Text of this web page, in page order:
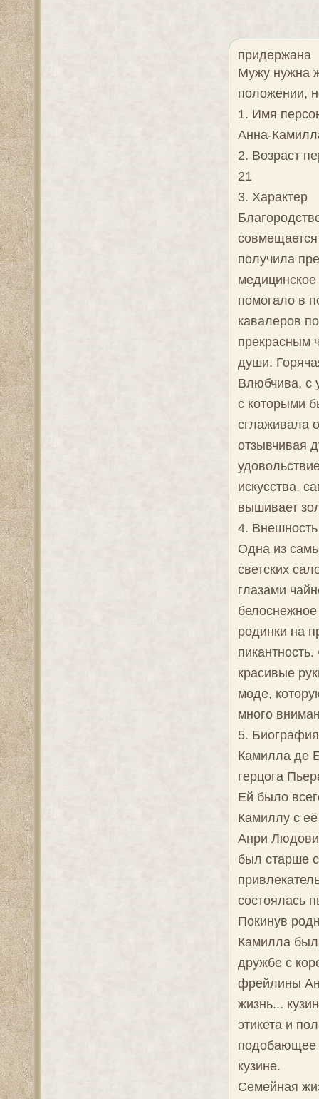
придержана
Мужу нужна
положении,
1. Имя
Анна-
2. Возраст
21
3. Характер
получила
помогало в
кавалеров
прекрасным
души.
Влюбчива, с
с которыми
сглаживала
отзывчивая
искусства,
вышивает
4. Внешность
Одна из
светских
глазами
родинки на
красивые
моде,
много
5. Биография
Камилла де
герцога
Ей было
Камиллу с
Анри
был старше
состоялась
Покинув
Камилла
дружбе с
фрейлины
жизнь...
этикета и
подобающее
кузине.
Семейная